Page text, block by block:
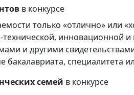
в конкурсе
только «отлично» или
инновационной
и другими
бакалавриата, специалитета
семей в конкурсе